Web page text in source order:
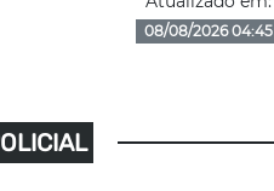
08/08/2026 04:45